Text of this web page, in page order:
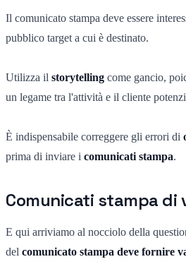
Il comunicato stampa deve essere
pubblico target a cui è destinato.
Utilizza il storytelling come gancio,
un legame tra l'attività e il cliente
È indispensabile correggere gli errori di
prima di inviare i comunicati stampa.
Comunicati stampa di
E qui arriviamo al nocciolo della
del comunicato stampa deve fornire